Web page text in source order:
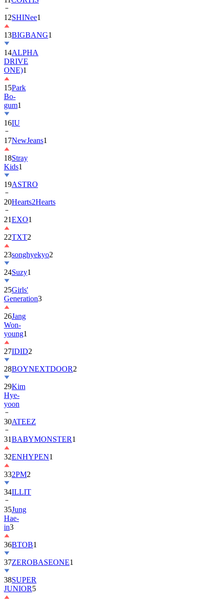
13BIGBANG
14ALPHA
DRIVE
ONE)1
15Park
Bo-
gum1
16IU
17NewJeans
18Stray
Kids
19ASTRO
20Hearts2Hearts
21EXO1
22TXT2
23songhyekyo
24Suzy1
25Girls'
Generation
26Jang
Won-
young1
27IDID
28BOYNEXTDOOR
29Kim
Hye-
yoon
30ATEEZ
31BABYMONSTER
32ENHYPEN1
332PM2
34ILLIT
35Jung
Hae-
in3
36BTOB
37ZEROBASEONE
38SUPER
JUNIOR
39Kim
Ji-